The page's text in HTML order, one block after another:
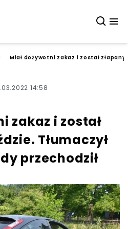
Miał dożywotni zakaz i został
14:58
zakaz i został
Tłumaczył
przechodził